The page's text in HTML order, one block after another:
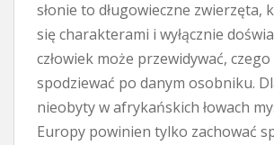
słonie to długowieczne zwierzęta,
się charakterami i wyłącznie
człowiek może przewidywać,
spodziewać po danym osobniku.
nieobyty w afrykańskich łowach
Europy powinien tylko zachować